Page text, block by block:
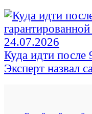
24.07.2026
Куда идти после
Эксперт назвал